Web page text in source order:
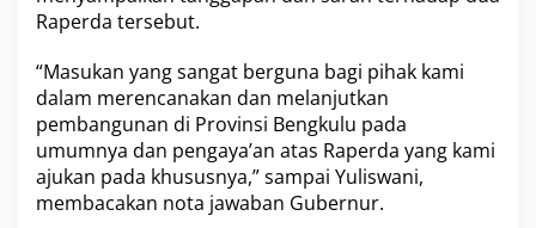
s
R
a
p
e
r
a
Raperda tersebut.
“Masukan yang sangat berguna bagi pihak kami
dalam merencanakan dan melanjutkan
pembangunan di Provinsi Bengkulu pada
umumnya dan pengaya’an atas Raperda yang kami
ajukan pada khususnya,” sampai Yuliswani,
membacakan nota jawaban Gubernur.